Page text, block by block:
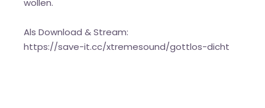
wollen.
Als Download & Stream:
https://save-it.cc/xtremesound/gottlos-dicht